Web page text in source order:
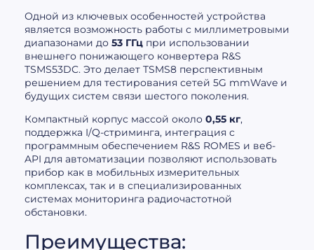
Одной из ключевых особенностей устройства
является возможность работы с миллиметровыми
диапазонами до 53 ГГц при использовании
внешнего понижающего конвертера R&S
TSMS53DC. Это делает TSMS8 перспективным
решением для тестирования сетей 5G mmWave и
будущих систем связи шестого поколения.
Компактный корпус массой около 0,55 кг,
поддержка I/Q-стриминга, интеграция с
программным обеспечением R&S ROMES и веб-
API для автоматизации позволяют использовать
прибор как в мобильных измерительных
комплексах, так и в специализированных
системах мониторинга радиочастотной
обстановки.
Преимущества: